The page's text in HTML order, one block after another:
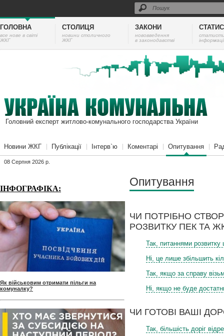
ГОЛОВНА
все нове в світі
ЖКГ
СТОЛИЦЯ
новини столичного
ЖКГ
ЗАКОНИ
нововведення
в законодавстві
Головний експерт житлово-комунального господарства України
Новини ЖКГ Публікації Інтерв`ю Коментарі Опитування
08 Серпня 2026 p.
ІНФОГРАФІКА:
Як військовим отримати пільги на
комуналку?
Опитування
ЧИ ПОТРІБНО
РОЗВИТКУ ПЕК ТА
Так, питаннями
Ні, це лише збільшить
Так, якщо за справу
Ні, якщо не буде
ЧИ ГОТОВІ ВАШІ
Так, більшість доріг